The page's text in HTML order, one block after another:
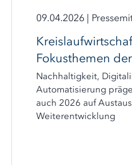
09.04.2026 |
Fokusthemen
Nachhaltigkeit,
Automatisierung
auch 2026 auf
Weiterentwicklung